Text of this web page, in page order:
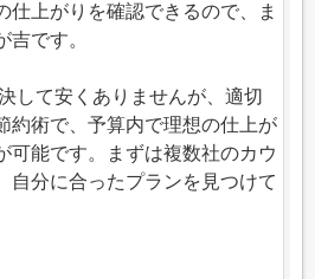
仕上がりを確認できるので、ま
です。
して安くありませんが、適切
約術で、予算内で理想の仕上が
可能です。まずは複数社のカウ
自分に合ったプランを見つけて